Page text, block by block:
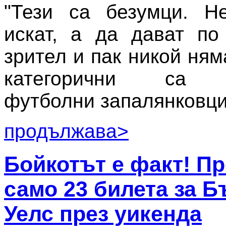
"Тези са безумци.
искат, а да дават
зрител и пак никой
категорични са
футболни
продължава>
Бойкотът е факт!
само 23 билета за
Уелс през уикенда